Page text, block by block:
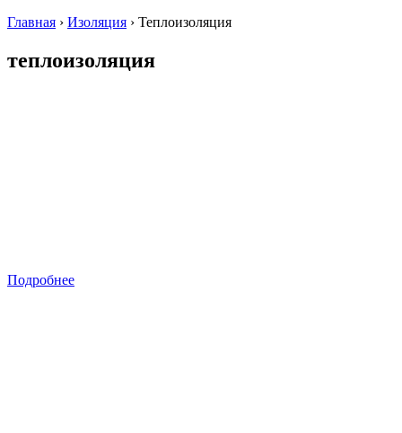
Главная › Изоляция › Теплоизоляция
теплоизоляция
Подробнее